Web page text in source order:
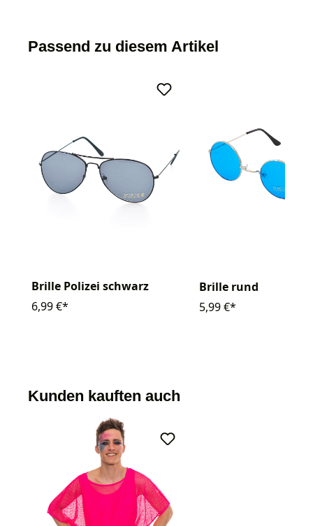
Passend zu diesem Artikel
Brille Polizei schwarz
6,99 €*
Brille rund
5,99 €*
Kunden kauften auch